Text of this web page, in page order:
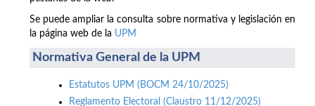
Se puede ampliar la consulta sobre normativa y legislación en
la página web de la UPM
Normativa General de la UPM
Estatutos UPM (BOCM 24/10/2025)
Reglamento Electoral (Claustro 11/12/2025)